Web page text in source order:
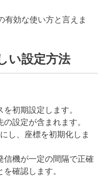
有効な使い方と言えま
い設定方法
初期設定します。
設定が含まれます。
し、座標を初期化しま
信機が一定の間隔で正確
確認します。